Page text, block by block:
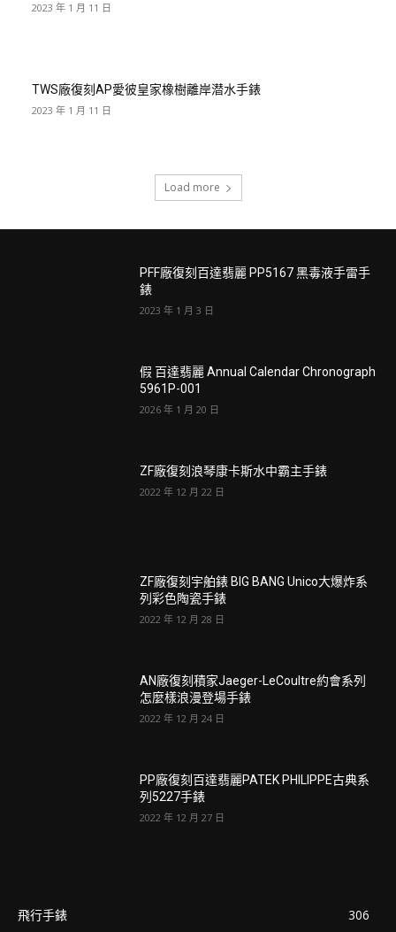
2023 年 1 月 11 日
TWS廠復刻AP愛彼皇家橡樹離岸潜水手錶
2023 年 1 月 11 日
Load more
PFF廠復刻百達翡麗 PP5167 黑毒液手雷手
錶
2023 年 1 月 3 日
假 百達翡麗 Annual Calendar Chronograph
5961P-001
2026 年 1 月 20 日
ZF廠復刻浪琴康卡斯水中霸主手錶
2022 年 12 月 22 日
ZF廠復刻宇舶錶 BIG BANG Unico大爆炸系
列彩色陶瓷手錶
2022 年 12 月 28 日
AN廠復刻積家Jaeger-LeCoultre約會系列
怎麼樣浪漫登場手錶
2022 年 12 月 24 日
PP廠復刻百達翡麗PATEK PHILIPPE古典系
列5227手錶
2022 年 12 月 27 日
飛行手錶
306